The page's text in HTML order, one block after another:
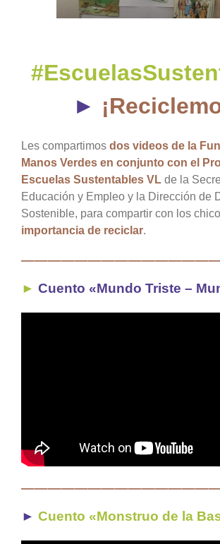
►
Les compartimos dos videos de la
Manos Verdes en conjunto con el
Escuelas Sustentables VL de la
Educación y Empleo y la Dirección de
Sostenible, para compartir con los
importancia de reciclar.
► Cuento «Mundo Triste –
► Cuento «Monstruo de la